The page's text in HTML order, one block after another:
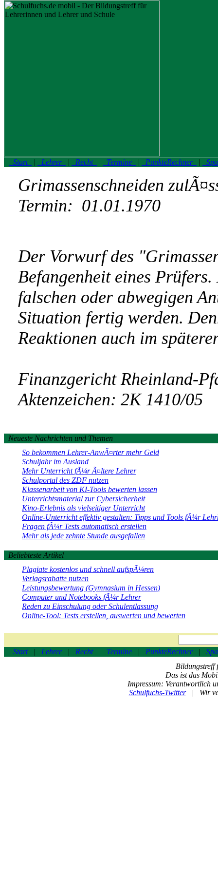
Start | Lehrer | Recht | Termine | PunkteRechner |
Grimassenschneiden
Termin: 01.01.1970
Der Vorwurf des
Befangenheit eines
falschen oder abwegigen
Situation fertig werden.
Reaktionen auch im
Finanzgericht Rheinland-
Aktenzeichen: 2K 1410/05
Neueste Nachrichten und Themen
So bekommen Lehrer-AnwÃ¤rter mehr Geld
Schuljahr im Ausland
Mehr Unterricht fÃ¼r Ã¤ltere Lehrer
Schulportal des ZDF nutzen
Klassenarbeit von KI-Tools bewerten lassen
Unterrichtsmaterial zur Cybersicherheit
Kino-Erlebnis als vielseitiger Unterricht
Online-Unterricht effektiv gestalten: Tipps und Tools fÃ¼r
Fragen fÃ¼r Tests automatisch erstellen
Mehr als jede zehnte Stunde ausgefallen
Beliebteste Artikel
Plagiate kostenlos und schnell aufspÃ¼ren
Verlagsrabatte nutzen
Leistungsbewertung (Gymnasium in Hessen)
Computer und Notebooks fÃ¼r Lehrer
Reden zu Einschulung oder Schulentlassung
Online-Tool: Tests erstellen, auswerten und bewerten
Start | Lehrer | Recht | Termine | PunkteRechner |
Bildungstreff
Das ist das
Impressum: Verantwortlich
Schulfuchs-Twitter| Wir